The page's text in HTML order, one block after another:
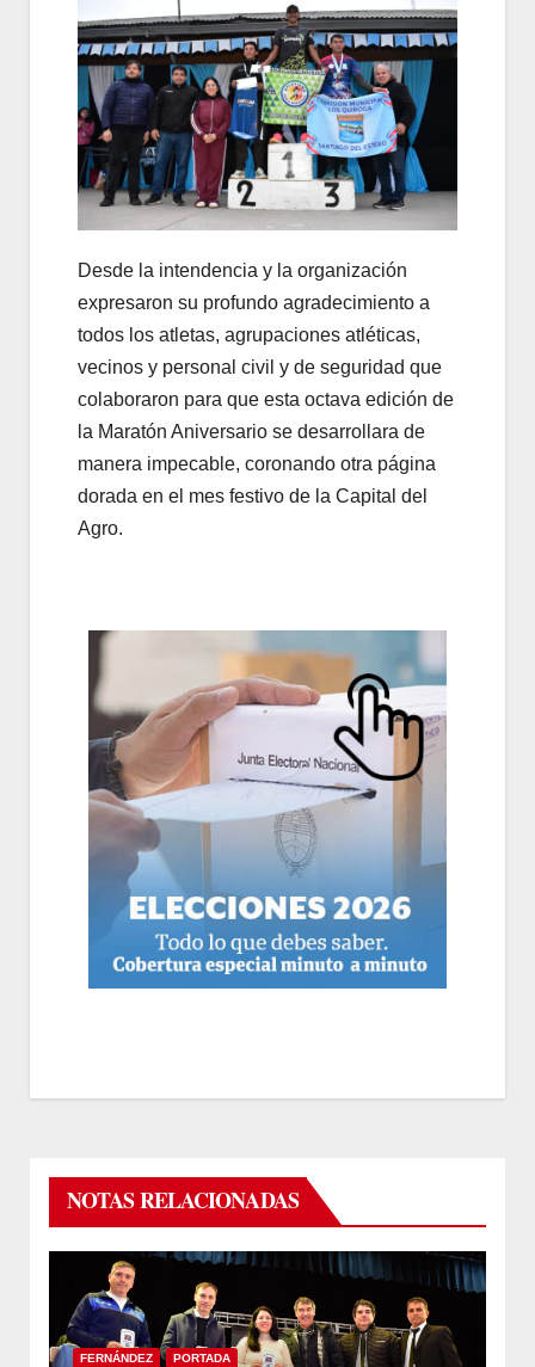
Desde la intendencia y la organización
expresaron su profundo agradecimiento a
todos los atletas, agrupaciones atléticas,
vecinos y personal civil y de seguridad que
colaboraron para que esta octava edición de
la Maratón Aniversario se desarrollara de
manera impecable, coronando otra página
dorada en el mes festivo de la Capital del
Agro.
NOTAS RELACIONADAS
FERNÁNDEZ PORTADA